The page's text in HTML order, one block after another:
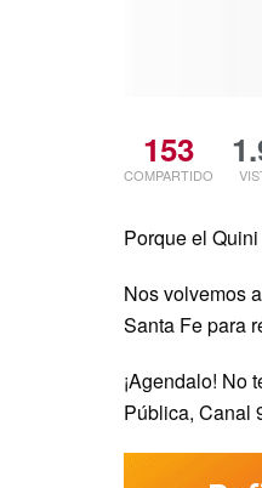
153
COMPARTIDO
Porque el
Nos volvemos
Santa Fe para
¡Agendalo! No
Pública, Canal